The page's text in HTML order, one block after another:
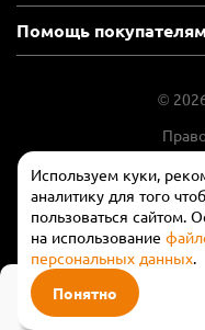
Используем куки,
аналитику для того
пользоваться сайтом.
на использование
персональных данных.
Понятно
100 100 ₽
Помощь
©